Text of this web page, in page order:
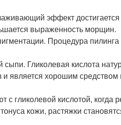
эффект достигается
выраженность морщин.
Процедура
сыпи. Гликолевая кислота
и является хорошим
с гликолевой кислотой,
кожи, растяжки